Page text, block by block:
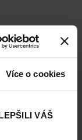
Více o cookies
VÁŠ